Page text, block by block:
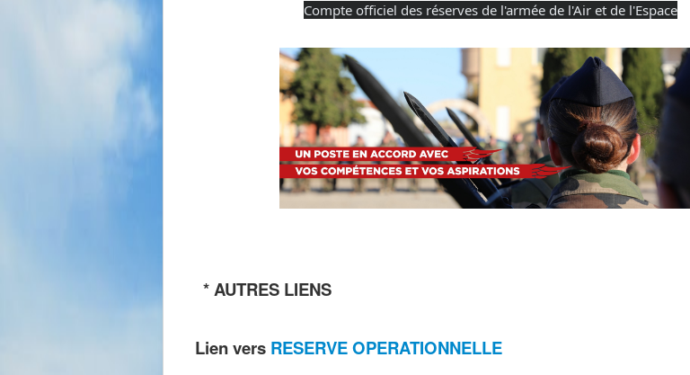
Compte officiel des réserves de l'armée de l'Air et de l'Espace
* AUTRES LIENS
Lien vers RESERVE OPERATIONNELLE